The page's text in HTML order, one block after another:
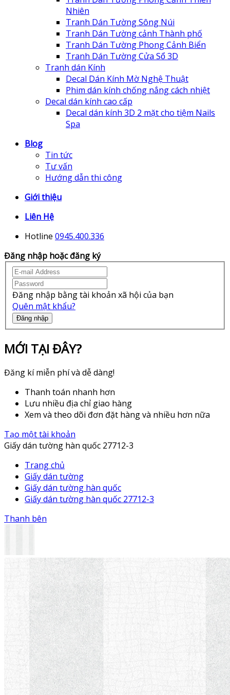
Nhiên
Tranh Dán Tường Sông Núi
Tranh Dán Tường cảnh Thành phố
Tranh Dán Tường Phong Cảnh Biển
Tranh Dán Tường Cửa Sổ 3D
Tranh dán Kính
Decal Dán Kính Mờ Nghệ Thuật
Phim dán kính chống nắng cách nhiệt
Decal dán kính cao cấp
Decal dán kính 3D 2 mặt cho tiệm Nails
Spa
Blog
Tin tức
Tư vấn
Hướng dẫn thi công
Giới thiệu
Liên Hệ
Hotline 0945.400.336
Đăng nhập hoặc đăng ký
Đăng nhập bằng tài khoản xã hội của bạn
Quên mật khẩu?
Đăng nhập
MỚI TẠI ĐÂY?
Đăng kí miễn phí và dễ dàng!
Thanh toán nhanh hơn
Lưu nhiều địa chỉ giao hàng
Xem và theo dõi đơn đặt hàng và nhiều hơn nữa
Tạo một tài khoản
Giấy dán tường hàn quốc 27712-3
Trang chủ
Giấy dán tường
Giấy dán tường hàn quốc
Giấy dán tường hàn quốc 27712-3
Thanh bên